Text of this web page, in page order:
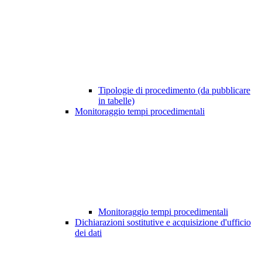
Tipologie di procedimento (da pubblicare
in tabelle)
Monitoraggio tempi procedimentali
Monitoraggio tempi procedimentali
Dichiarazioni sostitutive e acquisizione d'ufficio
dei dati